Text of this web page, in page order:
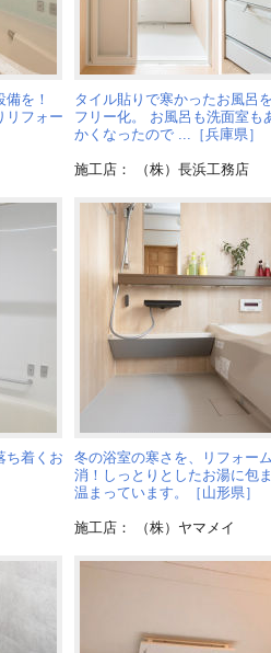
を！
リフォー
タイル貼りで寒かったお風呂
フリー化。 お風呂も洗面室も
かくなったので ...［兵庫県］
施工店： （株）長浜工務店
ち着くお
冬の浴室の寒さを、リフォー
消！しっとりとしたお湯に包
温まっています。［山形県］
施工店： （株）ヤマメイ